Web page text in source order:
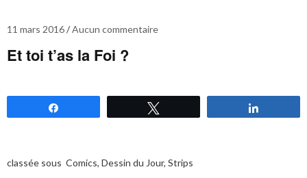
11 mars 2016 Aucun commentaire
Et toi t’as la Foi ?
classée sous Comics, Dessin du Jour, Strips